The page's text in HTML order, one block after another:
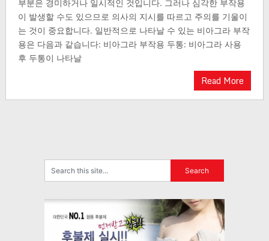
부분은 경미하거나 일시적인 것입니다. 그러나 심각한 부작용
이 발생할 수도 있으므로 의사의 지시를 따르고 주의를 기울이
는 것이 중요합니다. 일반적으로 나타날 수 있는 비아그라 부작
용은 다음과 같습니다: 비아그라 부작용 두통: 비아그라 사용
후 두통이 나타날
Read More